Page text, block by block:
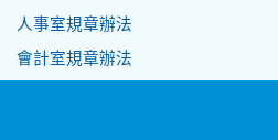
人事室規章辦法
會計室規章辦法